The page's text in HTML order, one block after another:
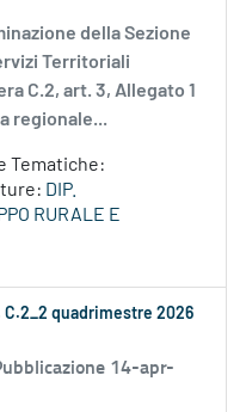
della Sezione
Territoriali
C.2, art. 3, Allegato 1
regionale...
Tematiche:
DIP.
RURALE E
C.2_2 quadrimestre 2026
14-apr-